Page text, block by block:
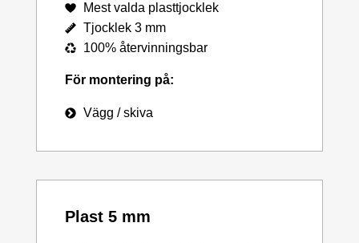
Mest valda plasttjocklek
Tjocklek 3 mm
100% återvinningsbar
För montering på:
Vägg / skiva
Plast 5 mm